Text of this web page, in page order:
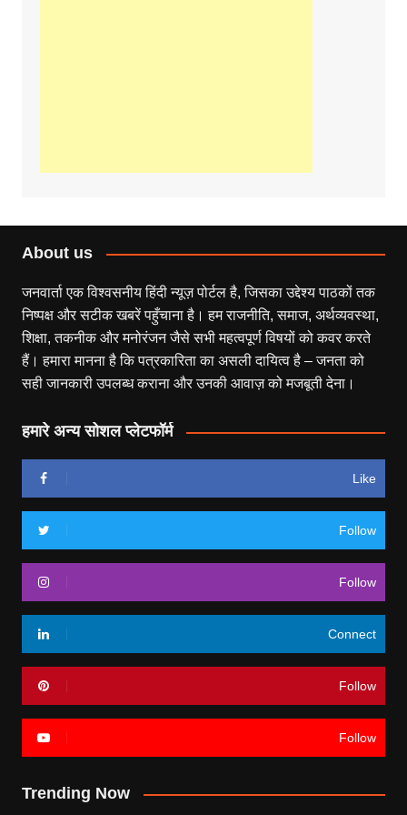
About us
जनवार्ता एक विश्वसनीय हिंदी न्यूज़ पोर्टल है, जिसका उद्देश्य पाठकों तक
निष्पक्ष और सटीक खबरें पहुँचाना है। हम राजनीति, समाज, अर्थव्यवस्था,
शिक्षा, तकनीक और मनोरंजन जैसे सभी महत्वपूर्ण विषयों को कवर करते
हैं। हमारा मानना है कि पत्रकारिता का असली दायित्व है – जनता को
सही जानकारी उपलब्ध कराना और उनकी आवाज़ को मजबूती देना।
हमारे अन्य सोशल प्लेटफॉर्म
Like
Follow
Follow
Connect
Follow
Follow
Trending Now